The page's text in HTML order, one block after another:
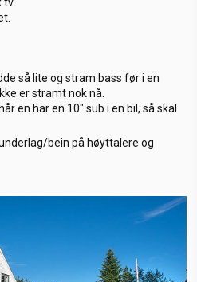
tv.
så lite og stram bass før i en
er stramt nok nå.
en har en 10" sub i en bil, så skal
bein på høyttalere og